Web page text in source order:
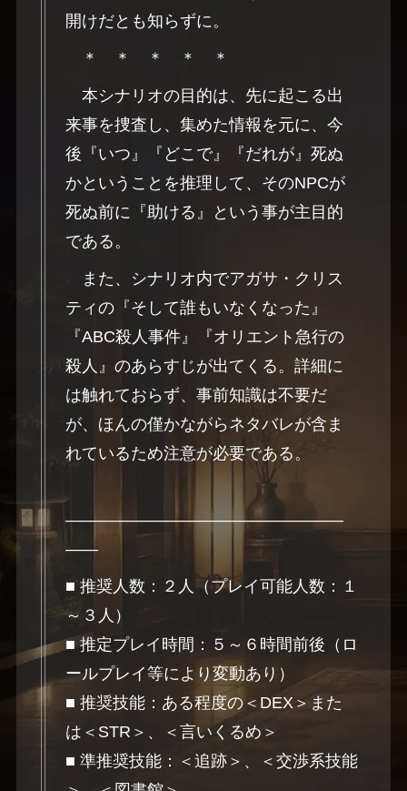
開けだとも知らずに。
＊ ＊ ＊ ＊ ＊
本シナリオの目的は、先に起こる出
来事を捜査し、集めた情報を元に、今
後『いつ』『どこで』『だれが』死ぬ
かということを推理して、そのNPCが
死ぬ前に『助ける』という事が主目的
である。
また、シナリオ内でアガサ・クリス
ティの『そして誰もいなくなった』
『ABC殺人事件』『オリエント急行の
殺人』のあらすじが出てくる。詳細に
は触れておらず、事前知識は不要だ
が、ほんの僅かながらネタバレが含ま
れているため注意が必要である。
―――――――――――――――――
――
■ 推奨人数：２人（プレイ可能人数：１
～３人）
■ 推定プレイ時間：５～６時間前後（ロ
ールプレイ等により変動あり）
■ 推奨技能：ある程度の＜DEX＞また
は＜STR＞、＜言いくるめ＞
■ 準推奨技能：＜追跡＞、＜交渉系技能